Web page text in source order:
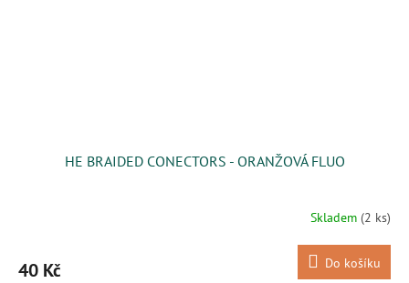
HE BRAIDED CONECTORS - ORANŽOVÁ FLUO
Skladem (2 ks)
40 Kč Do košíku